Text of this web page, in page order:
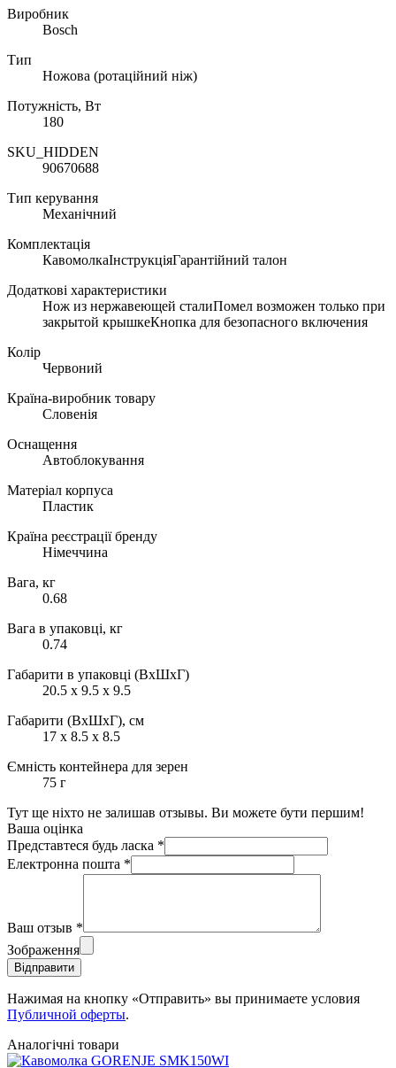
Виробник
Bosch
Тип
Ножова (ротаційний ніж)
Потужність, Вт
180
SKU_HIDDEN
90670688
Тип керування
Механічний
Комплектація
КавомолкаІнструкціяГарантійний талон
Додаткові характеристики
Нож из нержавеющей сталиПомел возможен только при
закрытой крышкеКнопка для безопасного включения
Колір
Червоний
Країна-виробник товару
Словенія
Оснащення
Автоблокування
Матеріал корпуса
Пластик
Країна реєстрації бренду
Німеччина
Вага, кг
0.68
Вага в упаковці, кг
0.74
Габарити в упаковці (ВхШхГ)
20.5 x 9.5 x 9.5
Габарити (ВхШхГ), см
17 x 8.5 x 8.5
Ємність контейнера для зерен
75 г
Тут ще ніхто не залишав отзывы. Ви можете бути першим!
Ваша оцінка
Представтеся будь ласка *
Електронна пошта *
Ваш отзыв *
Зображення
Відправити
Нажимая на кнопку «Отправить» вы принимаете условия
Публичной оферты.
Аналогічні товари